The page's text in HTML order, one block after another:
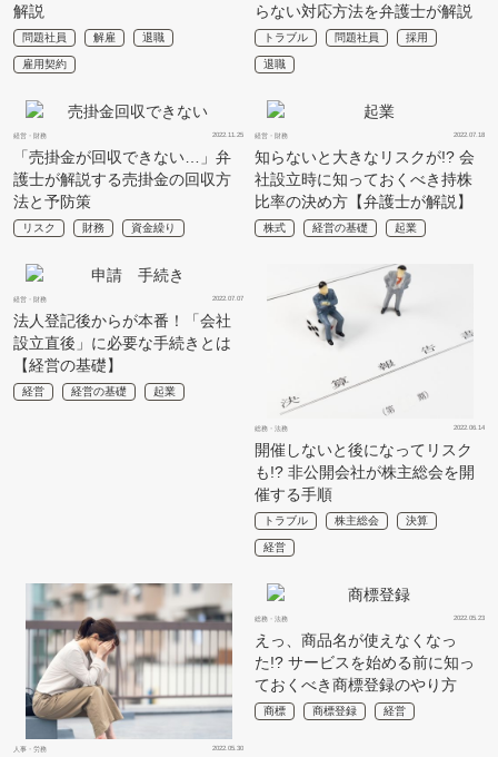
解説
問題社員 解雇 退職
雇用契約
らない対応方法を弁護士が解説
トラブル 問題社員 採用
退職
経営・財務 2022.11.25
「売掛金が回収できない…」弁
護士が解説する売掛金の回収方
法と予防策
リスク 財務 資金繰り
経営・財務 2022.07.18
知らないと大きなリスクが!? 会
社設立時に知っておくべき持株
比率の決め方【弁護士が解説】
株式 経営の基礎 起業
経営・財務 2022.07.07
法人登記後からが本番！「会社
設立直後」に必要な手続きとは
【経営の基礎】
経営 経営の基礎 起業
総務・法務 2022.06.14
開催しないと後になってリスク
も!? 非公開会社が株主総会を開
催する手順
トラブル 株主総会 決算
経営
人事・労務 2022.05.30
総務・法務 2022.05.23
えっ、商品名が使えなくなっ
た!? サービスを始める前に知っ
ておくべき商標登録のやり方
商標 商標登録 経営